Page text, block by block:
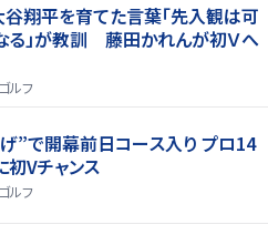
谷翔平を育てた言葉「先入観は可
る」が教訓 藤田かれんが初Ｖへ
ゴルフ
”で開幕前日コース入り プロ14
Vチャンス
ゴルフ